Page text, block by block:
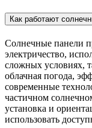
Как работают
Солнечные панели
электричество,
сложных условиях,
облачная погода,
современные
частичном
установка и
использовать